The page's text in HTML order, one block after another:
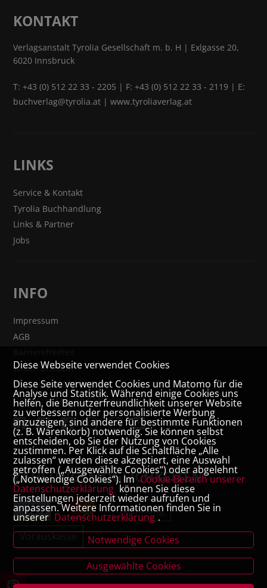
KONTAKT
Verlagsanstalt Tyrolia Gesellschaft m. b. H | Exlgasse 20,
6020 Innsbruck
T:+43 (0) 512 22 33 - 2205 | F: +43 (0) 512 22 33 - 2119 | E:
buchverlag@tyrolia.at |www.tyroliaverlag.at
LINKS
Service & Kontakt
Tyrolia Buchhandlung
Links & Partner
Jobs
INFO
Impressum
AGB
Widerrufsrecht
VERTRAG WIDERRUFEN
Datenschutz- und Cookieerklärung
ZAHLUNGSMÖGLICHKEITEN
Rechnung
Vorauskasse
Diese Webseite verwendet Cookies
Diese Seite verwendet Cookies und Matomo für die
Analyse und Statistik. Während einige Cookies uns
helfen, die Benutzerfreundlichkeit unserer Website
zu verbessern oder personalisierte Werbung
anzuzeigen, sind andere für bestimmte Funktionen
(z. B. Warenkorb) notwendig. Sie können selbst
entscheiden, ob Sie der Nutzung von Cookies
zustimmen. Per Klick auf die Schaltfläche „Alle
zulassen“ werden diese akzeptiert, eine Auswahl
getroffen („Ausgewählte Cookies“) oder abgelehnt
(„Notwendige Cookies“). Im Cookie-Bereich unserer
Datenschutzerklärung können Sie diese
Einstellungen jederzeit wieder aufrufen und
anpassen. Weitere Informationen finden Sie in
unserer Datenschutzerklärung .
Notwendige Cookies
Ausgewählte Cookies